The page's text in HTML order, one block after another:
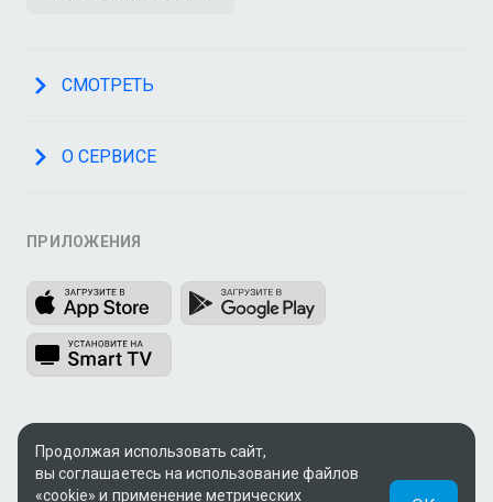
СМОТРЕТЬ
О СЕРВИСЕ
ПРИЛОЖЕНИЯ
Продолжая использовать сайт,
вы соглашаетесь на использование файлов
«cookie» и применение метрических